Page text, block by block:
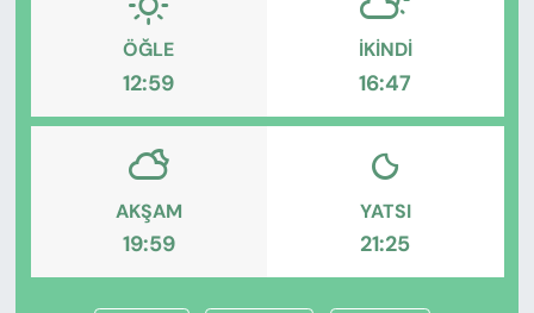
ÖĞLE
12:59
İKINDI
16:47
AKŞAM
19:59
YATSI
21:25
ÖZEL HABER
SİYASET
VAN VE DİYARBAKIR HABERLERİ